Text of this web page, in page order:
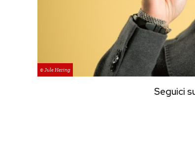
© Jule Hering
Seguici